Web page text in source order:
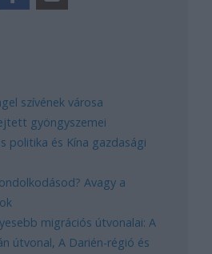
szívének városa
gyöngyszemei
politika és Kína gazdasági
Avagy a
migrációs útvonalai: A
útvonal, A Darién-régió és